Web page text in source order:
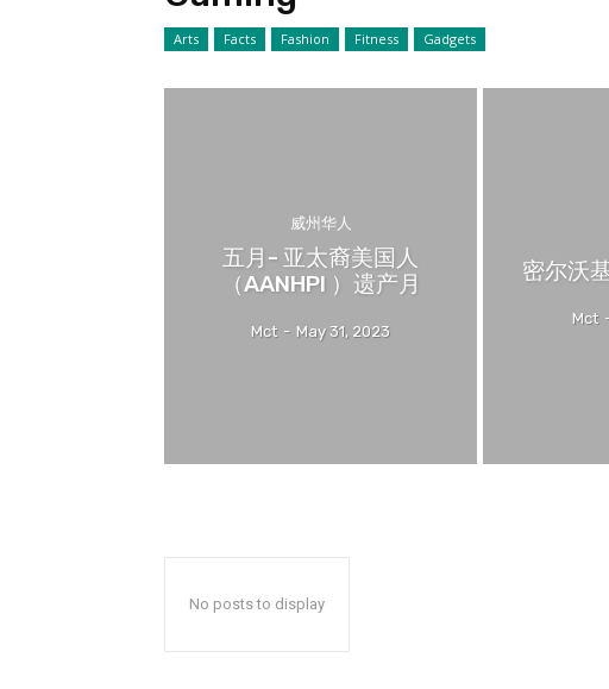
Arts Facts Fashion Fitness Gadgets
威州华人
五月- 亚太裔美国人
（AANHPI ）遗产月
Mct - May 31, 2023
密尔沃
Mct
No posts to display